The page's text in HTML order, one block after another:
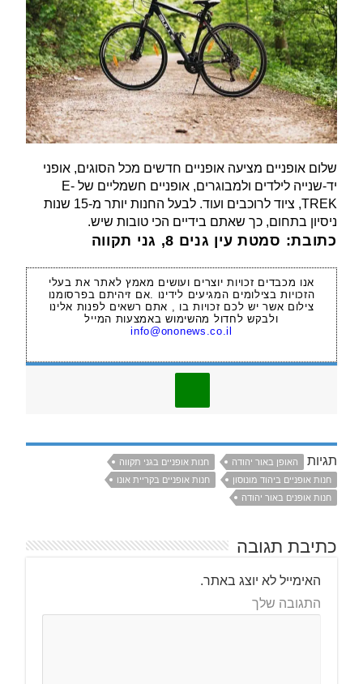
שלום אופניים מציעה אופניים חדשים מכל הסוגים, אופני
יד-שנייה לילדים ולמבוגרים, אופניים חשמליים של E-
TREK, ציוד לרוכבים ועוד. לבעל החנות יותר מ-15 שנות
ניסיון בתחום, כך שאתם בידיים הכי טובות שיש.
כתובת: סמטת עין גנים 8, גני תקווה
אנו מכבדים זכויות יוצרים ועושים מאמץ לאתר את בעלי
הזכויות בצילומים המגיעים לידינו .אם זיהיתם בפרסומנו
צילום אשר יש לכם זכויות בו , אתם רשאים לפנות אלינו
ולבקש לחדול מהשימוש באמצעות המייל
info@ononews.co.il
תגיות האופן באור יהודה
חנות אופניים בגני תקווה
חנות אופניים ביהוד מונוסון
חנות אופניים בקריית אונו
חנות אופנים באור יהודה
כתיבת תגובה
האימייל לא יוצג באתר.
התגובה שלך